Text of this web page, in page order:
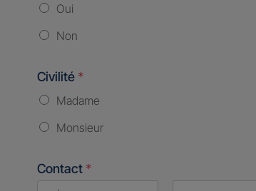
Oui
Non
Civilité *
Madame
Monsieur
Contact *